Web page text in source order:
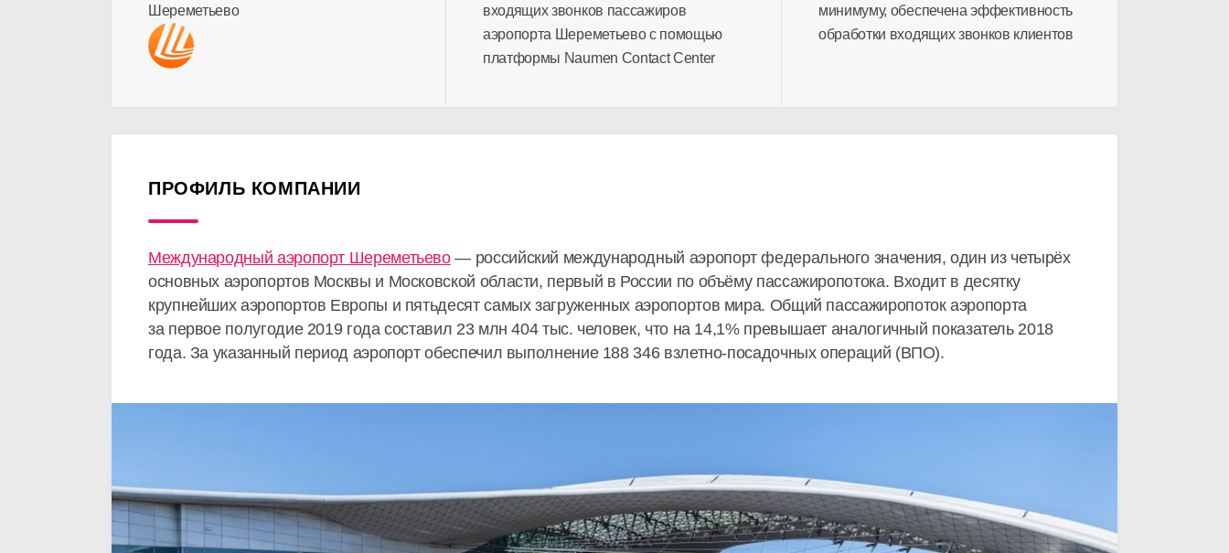
Шереметьево
входящих звонков пассажиров
аэропорта Шереметьево с помощью
платформы Naumen Contact Center
минимуму, обеспечена эффективность
обработки входящих звонков клиентов
ПРОФИЛЬ КОМПАНИИ
Международный аэропорт Шереметьево— российский международный аэропорт федерального значения, один из четырёх
основных аэропортов Москвы и Московской области, первый в России по объёму пассажиропотока. Входит в десятку
крупнейших аэропортов Европы и пятьдесят самых загруженных аэропортов мира. Общий пассажиропоток аэропорта
за первое полугодие 2019 года составил 23 млн 404 тыс. человек, что на 14,1% превышает аналогичный показатель 2018
года. За указанный период аэропорт обеспечил выполнение 188 346 взлетно-посадочныхопераций (ВПО).